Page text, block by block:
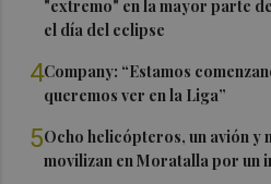
"extremo" en la mayor parte
el día del eclipse
4Company: “Estamos
queremos ver en la Liga”
5Ocho helicópteros, un avión y
movilizan en Moratalla por un